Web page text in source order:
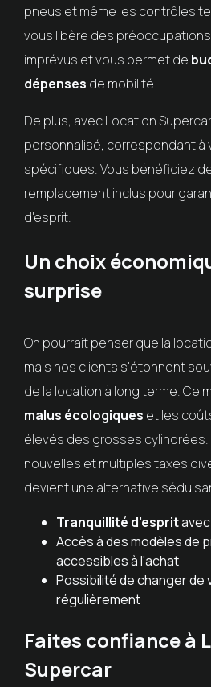
pneus et même les contrôles
vous libère des
imprévus et vous permet de
dépenses de mobilité.
De plus, avec Location
personnalisé, correspondant à
spécifiques. Vous bénéficiez
remplacement inclus pour
d'esprit.
Un choix
surprise
On pourrait penser que la
mais nos clients s'étonnent
de la location à long terme. Ce
malus écologiques et les
élevés des grosses cylindrées.
nouvelles et multiples taxes
devient une alternative
Tranquillité d'espritavec
Accès à des modèles de
accessibles à l'achat
Possibilité de changer de
régulièrement
Faites confiance à
Supercar